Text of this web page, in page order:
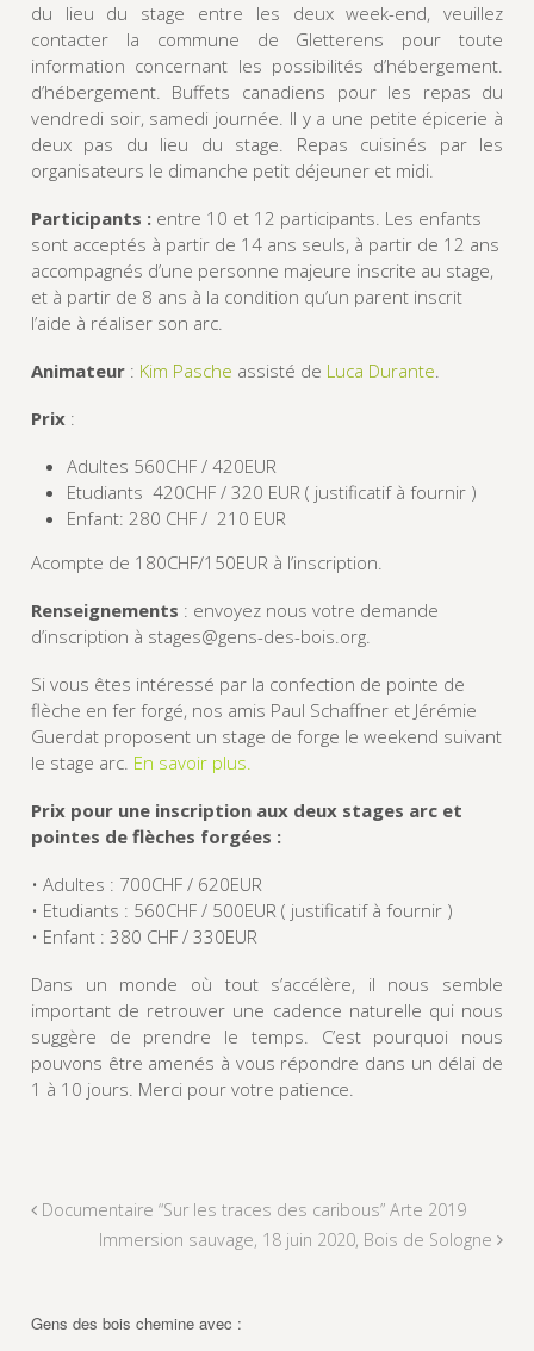
du lieu du stage entre les deux week-end, veuillez
contacter la commune de Gletterens pour toute
information concernant les possibilités d’hébergement.
d’hébergement. Buffets canadiens pour les repas du
vendredi soir, samedi journée. Il y a une petite épicerie à
deux pas du lieu du stage. Repas cuisinés par les
organisateurs le dimanche petit déjeuner et midi.
Participants :entre 10 et 12 participants. Les enfants
sont acceptés à partir de 14 ans seuls, à partir de 12 ans
accompagnés d’une personne majeure inscrite au stage,
et à partir de 8 ans à la condition qu’un parent inscrit
l’aide à réaliser son arc.
Animateur: Kim Pasche assisté de Luca Durante.
Prix:
Adultes 560CHF / 420EUR
Etudiants 420CHF / 320 EUR ( justificatif à fournir )
Enfant: 280 CHF / 210 EUR
Acompte de 180CHF/150EUR à l’inscription.
Renseignements : envoyez nous votre demande
d’inscription à stages@gens-des-bois.org.
Si vous êtes intéressé par la confection de pointe de
flèche en fer forgé, nos amis Paul Schaffner et Jérémie
Guerdat proposent un stage de forge le weekend suivant
le stage arc. En savoir plus.
Prix pour une inscription aux deux stages arc et
pointes de flèches forgées :
• Adultes : 700CHF / 620EUR
• Etudiants : 560CHF / 500EUR ( justificatif à fournir )
• Enfant : 380 CHF / 330EUR
Dans un monde où tout s’accélère, il nous semble
important de retrouver une cadence naturelle qui nous
suggère de prendre le temps. C’est pourquoi nous
pouvons être amenés à vous répondre dans un délai de
1 à 10 jours. Merci pour votre patience.
Documentaire “Sur les traces des caribous” Arte 2019
Immersion sauvage, 18 juin 2020, Bois de Sologne
Gens des bois chemine avec :